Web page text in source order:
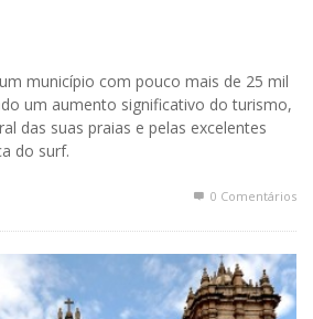
município com pouco mais de 25 mil
um aumento significativo do turismo,
das suas praias e pelas excelentes
do surf.
0 Comentários